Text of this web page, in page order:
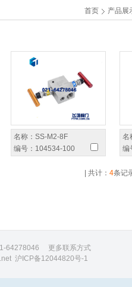
首页 产品展
名称： SS-M2-8F
编号： 104534-100
名
编
| 共计： 4条记
64278046 更多联系方式
沪ICP备12044820号-1